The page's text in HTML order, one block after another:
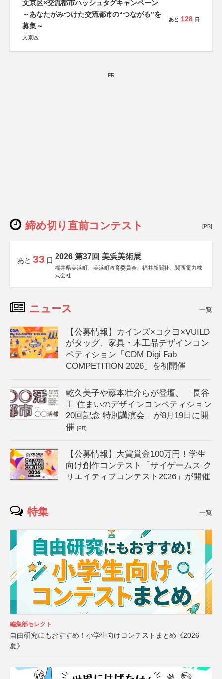
文京区×交流都市ハッシュタグキャンペーン
～あなたがみつけた交流都市の“つながる”を
募集～
文京区
あと 128 日
PR
締め切り直前コンテスト [PR]
あと 33 日 2026 第37回 美浜美術展
福井県美浜町、美浜町教育委員会、福井新聞社、関西電力株
式会社
ニュース 一覧
【公募情報】カインズ×コクヨ×VUILD
がタッグ、家具・木工品デザインコン
ペティション「CDM Digi Fab
COMPETITION 2026」を初開催
乾久美子や藤本壮介らが登壇、「長谷
工 住まいのデザインコンペティション
20回記念 特別講演会」が8月19日に開
催[PR]
【公募情報】大賞賞金100万円！学生
向け創作コンテスト「サイゲームス ク
リエイティブコンテスト2026」が開催
特集 一覧
編集部セレクト
自由研究にもおすすめ！小学生向けコンテストまとめ《2026
夏》